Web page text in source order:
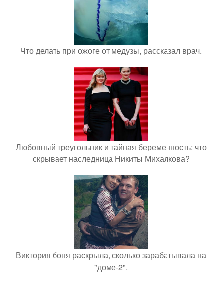
Что делать при ожоге от медузы, рассказал врач.
Любовный треугольник и тайная беременность: что
скрывает наследница Никиты Михалкова?
Виктория боня раскрыла, сколько зарабатывала на
"доме-2".